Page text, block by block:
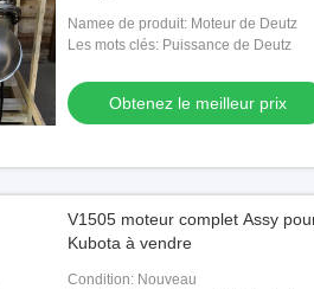
Namee de produit: Moteur de Deutz
Les mots clés: Puissance de Deutz
Obtenez le meilleur prix
V1505 moteur complet Assy
Kubota à vendre
Condition: Nouveau